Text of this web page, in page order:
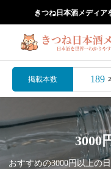
きつね日本酒メディア
掲載本数 189
3000
おすすめの3000円以上の